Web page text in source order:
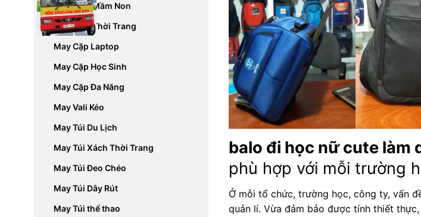
May Balo Mầm Non
May Balo Thời Trang
May Cặp Laptop
May Cặp Học Sinh
May Cặp Đa Năng
May Vali Kéo
May Túi Du Lịch
May Túi Xách Thời Trang
May Túi Đeo Chéo
May Túi Dây Rút
May Túi thể thao
balo đi học nữ cute làm
phù hợp với mỗi trường
Ở mỗi tổ chức, trường học, công ty, vấn
quản lí. Vừa đảm bảo được tính thiết